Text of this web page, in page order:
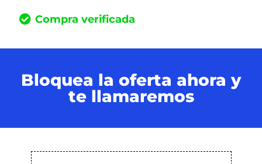
Compra verificada
Bloquea la oferta ahora y
te llamaremos